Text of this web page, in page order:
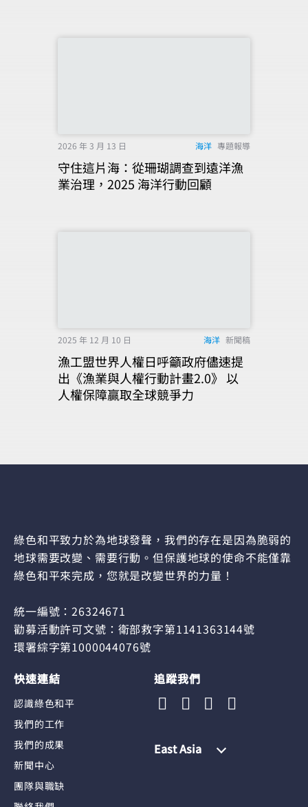
2026 年 3 月 13 日 海洋 專題報導
守住這片海：從珊瑚調查到遠洋漁
業治理，2025 海洋行動回顧
2025 年 12 月 10 日 海洋 新聞稿
漁工盟世界人權日呼籲政府儘速提
出《漁業與人權行動計畫2.0》 以
人權保障贏取全球競爭力
綠色和平致力於為地球發聲，我們的存在是因為脆弱的
地球需要改變、需要行動。但保護地球的使命不能僅靠
綠色和平來完成，您就是改變世界的力量！
統一編號：26324671
勸募活動許可文號：衛部救字第1141363144號
環署綜字第1000044076號
快速連結
認識綠色和平
我們的工作
我們的成果
新聞中心
團隊與職缺
追蹤我們
East Asia